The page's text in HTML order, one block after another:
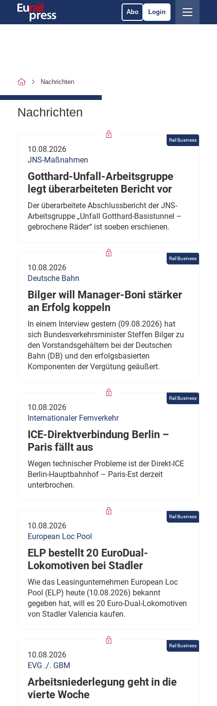
Abo Login
Nachrichten
Nachrichten
Rail Business
10.08.2026
JNS-Maßnahmen
Gotthard-Unfall-Arbeitsgruppe
legt überarbeiteten Bericht vor
Der überarbeitete Abschlussbericht der JNS-
Arbeitsgruppe „Unfall Gotthard-Basistunnel –
gebrochene Räder“ ist soeben erschienen.
Rail Business
10.08.2026
Deutsche Bahn
Bilger will Manager-Boni stärker
an Erfolg koppeln
In einem Interview gestern (09.08.2026) hat
sich Bundesverkehrsminister Steffen Bilger zu
den Vorstandsgehältern bei der Deutschen
Bahn (DB) und den erfolgsbasierten
Komponenten der Vergütung geäußert.
Rail Business
10.08.2026
Internationaler Fernverkehr
ICE-Direktverbindung Berlin –
Paris fällt aus
Wegen technischer Probleme ist der Direkt-ICE
Berlin-Hauptbahnhof – Paris-Est derzeit
unterbrochen.
Rail Business
10.08.2026
European Loc Pool
ELP bestellt 20 EuroDual-
Lokomotiven bei Stadler
Wie das Leasingunternehmen European Loc
Pool (ELP) heute (10.08.2026) bekannt
gegeben hat, will es 20 Euro-Dual-Lokomotiven
von Stadler Valencia kaufen.
Rail Business
10.08.2026
EVG ./. GBM
Arbeitsniederlegung geht in die
vierte Woche